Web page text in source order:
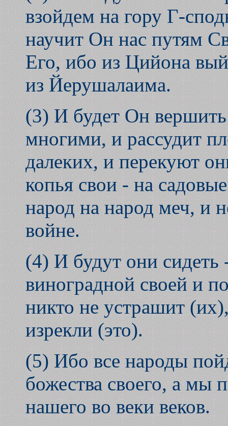
взойдем на гору Г-
научит Он нас путям
Его, ибо из Цийона
из Йерушалаима.
(3) И будет Он
многими, и рассудит
далеких, и перекуют
копья свои - на
народ на народ меч, и
войне.
(4) И будут они
виноградной своей и
никто не устрашит
изрекли (это).
(5) Ибо все народы
божества своего, а мы
нашего во веки веков.